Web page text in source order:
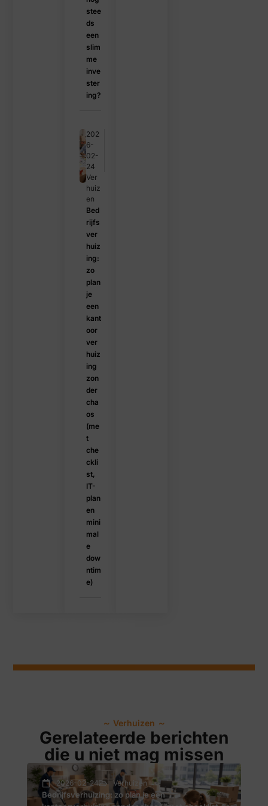
stee
ds
een
slim
me
inve
ster
ing?
202
6-
02-
24
Ver
huiz
en
Bed
rijfs
ver
huiz
ing:
zo
plan
je
een
kant
oor
ver
huiz
ing
zon
der
cha
os
(me
t
che
ckli
st,
IT-
plan
en
mini
mal
e
dow
ntim
e)
～ Verhuizen ～
Gerelateerde berichten
die u niet mag missen
2026-02-24 Verhuizen
Bedrijfsverhuizing: zo plan je een